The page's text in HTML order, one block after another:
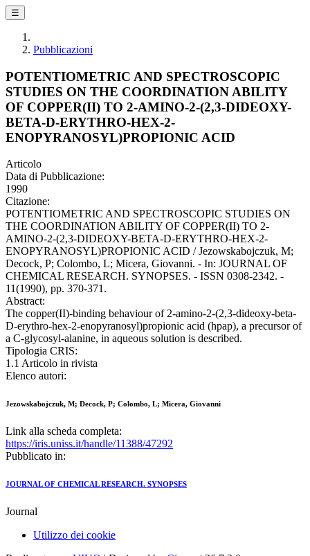
☰
Pubblicazioni
POTENTIOMETRIC AND SPECTROSCOPIC
STUDIES ON THE COORDINATION ABILITY
OF COPPER(II) TO 2-AMINO-2-(2,3-DIDEOXY-
BETA-D-ERYTHRO-HEX-2-
ENOPYRANOSYL)PROPIONIC ACID
Articolo
Data di Pubblicazione:
1990
Citazione:
POTENTIOMETRIC AND SPECTROSCOPIC STUDIES ON
THE COORDINATION ABILITY OF COPPER(II) TO 2-
AMINO-2-(2,3-DIDEOXY-BETA-D-ERYTHRO-HEX-2-
ENOPYRANOSYL)PROPIONIC ACID / Jezowskabojczuk, M;
Decock, P; Colombo, L; Micera, Giovanni. - In: JOURNAL OF
CHEMICAL RESEARCH. SYNOPSES. - ISSN 0308-2342. -
11(1990), pp. 370-371.
Abstract:
The copper(II)-binding behaviour of 2-amino-2-(2,3-dideoxy-beta-
D-erythro-hex-2-enopyranosyl)propionic acid (hpap), a precursor of
a C-glycosyl-alanine, in aqueous solution is described.
Tipologia CRIS:
1.1 Articolo in rivista
Elenco autori:
Jezowskabojczuk, M; Decock, P; Colombo, L; Micera, Giovanni
Link alla scheda completa:
https://iris.uniss.it/handle/11388/47292
Pubblicato in:
JOURNAL OF CHEMICAL RESEARCH. SYNOPSES
Journal
Utilizzo dei cookie